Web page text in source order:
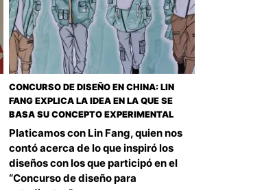
CONCURSO DE DISEÑO EN CHINA: LIN
FANG EXPLICA LA IDEA EN LA QUE SE
BASA SU CONCEPTO EXPERIMENTAL
Platicamos con Lin Fang, quien nos
contó acerca de lo que inspiró los
diseños con los que participó en el
“Concurso de diseño para